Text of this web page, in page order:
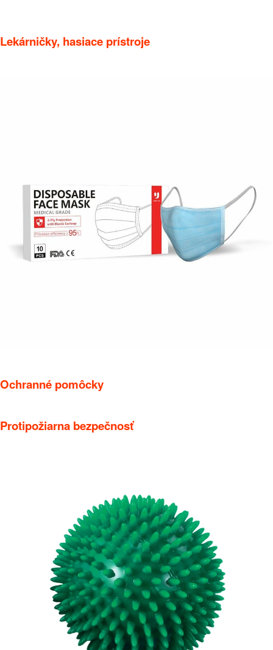
Lekárničky, hasiace prístroje
Ochranné pomôcky
Protipožiarna bezpečnosť